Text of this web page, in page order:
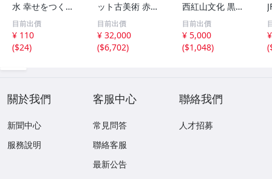
水 幸せをつくる
家とインテリア/
浅野八郎(著者)
目前出價
¥ 110
($24)
ット古美術 赤縞
天眼瑪瑙丸珠 天
地天珠組み合わせ
ブレスレット 縞
瑪瑙 古玩 アンテ
目前出價
¥ 32,000
($6,702)
西紅山文化 黒曜
石 黒皮玉 太陽神
祈祷像 唐物 骨董
品 古美術 古玉 彫
刻 時代物 魔除け
目前出價
¥ 5,000
($1,048)
(
關於我們
新聞中心
服務說明
客服中心
常見問答
聯絡客服
最新公告
聯絡我們
人才招募